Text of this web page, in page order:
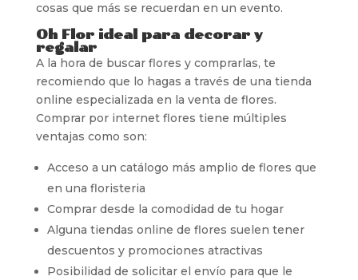
cosas que más se recuerdan en un evento.
Oh Flor ideal para decorar y
regalar
A la hora de buscar flores y comprarlas, te
recomiendo que lo hagas a través de una tienda
online especializada en la venta de flores.
Comprar por internet flores tiene múltiples
ventajas como son:
Acceso a un catálogo más amplio de flores que
en una floristeria
Comprar desde la comodidad de tu hogar
Alguna tiendas online de flores suelen tener
descuentos y promociones atractivas
Posibilidad de solicitar el envío para que le